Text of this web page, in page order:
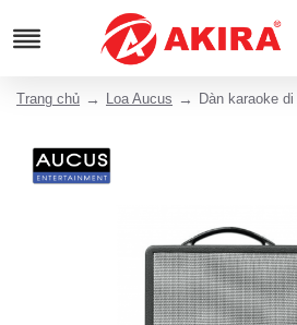
Trang chủ Loa Aucus Dàn karaoke